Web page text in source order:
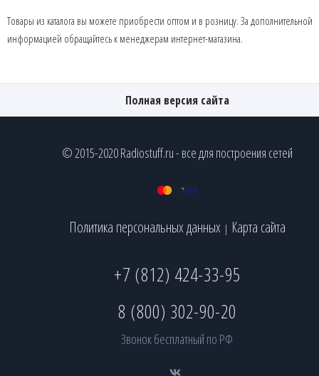
Товары из каталога вы можете приобрести оптом и в розницу. За дополнительной
информацией обращайтесь к менеджерам интернет-магазина.
Полная версия сайта
© 2015-2020 Radiostuff.ru - все для построения сетей
Политика персональных данных | Карта сайта
+7 (812) 424-33-95
8 (800) 302-90-20
Звонок бесплатный по РФ